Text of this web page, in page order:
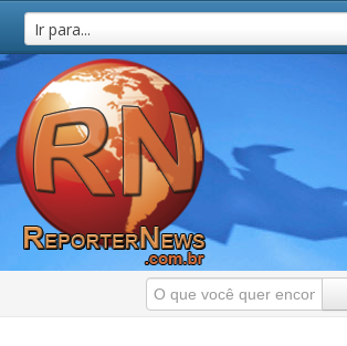
Ir para...